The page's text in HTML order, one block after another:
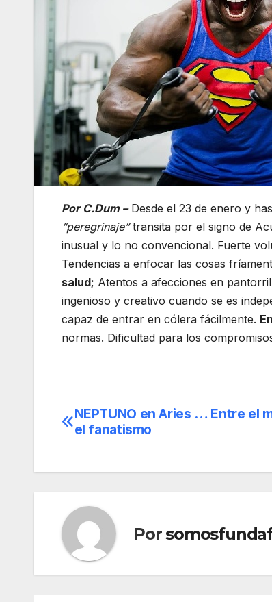
Por C.Dum –Desde el 23 de enero y
“peregrinaje”transita por el signo de
inusual y lo no convencional. Fuerte
Tendencias a enfocar las cosas
salud; Atentos a afecciones en
ingenioso y creativo cuando se es
capaz de entrar en cólera fácilmente.
normas. Dificultad para los
Navegación
entradas
NEPTUNO en Aries … Entre el
el fanatismo
Por